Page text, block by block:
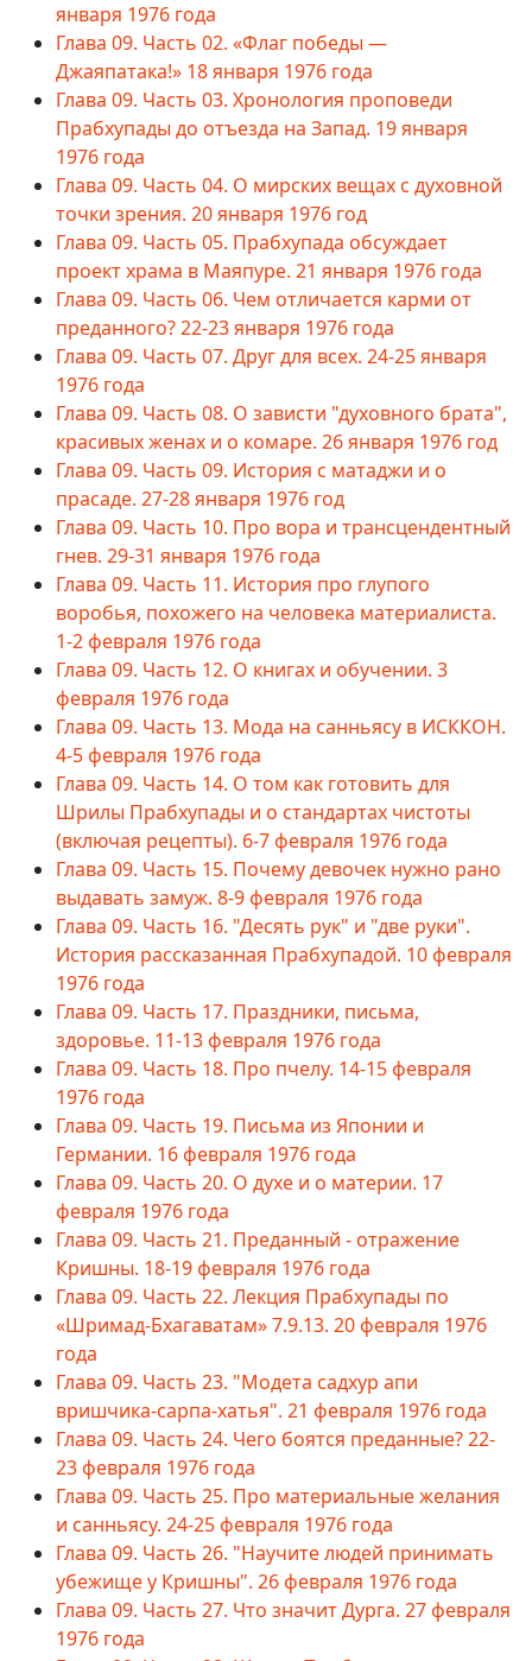
января 1976 года
Глава 09. Часть 02. «Флаг победы —
Джаяпатака!» 18 января 1976 года
Глава 09. Часть 03. Хронология проповеди
Прабхупады до отъезда на Запад. 19 января
1976 года
Глава 09. Часть 04. О мирских вещах с духовной
точки зрения. 20 января 1976 год
Глава 09. Часть 05. Прабхупада обсуждает
проект храма в Маяпуре. 21 января 1976 года
Глава 09. Часть 06. Чем отличается карми от
преданного? 22-23 января 1976 года
Глава 09. Часть 07. Друг для всех. 24-25 января
1976 года
Глава 09. Часть 08. О зависти "духовного брата",
красивых женах и о комаре. 26 января 1976 год
Глава 09. Часть 09. История с матаджи и о
прасаде. 27-28 января 1976 год
Глава 09. Часть 10. Про вора и трансцендентный
гнев. 29-31 января 1976 года
Глава 09. Часть 11. История про глупого
воробья, похожего на человека материалиста.
1-2 февраля 1976 года
Глава 09. Часть 12. О книгах и обучении. 3
февраля 1976 года
Глава 09. Часть 13. Мода на санньясу в ИСККОН.
4-5 февраля 1976 года
Глава 09. Часть 14. О том как готовить для
Шрилы Прабхупады и о стандартах чистоты
(включая рецепты). 6-7 февраля 1976 года
Глава 09. Часть 15. Почему девочек нужно рано
выдавать замуж. 8-9 февраля 1976 года
Глава 09. Часть 16. "Десять рук" и "две руки".
История рассказанная Прабхупадой. 10 февраля
1976 года
Глава 09. Часть 17. Праздники, письма,
здоровье. 11-13 февраля 1976 года
Глава 09. Часть 18. Про пчелу. 14-15 февраля
1976 года
Глава 09. Часть 19. Письма из Японии и
Германии. 16 февраля 1976 года
Глава 09. Часть 20. О духе и о материи. 17
февраля 1976 года
Глава 09. Часть 21. Преданный - отражение
Кришны. 18-19 февраля 1976 года
Глава 09. Часть 22. Лекция Прабхупады по
«Шримад-Бхагаватам» 7.9.13. 20 февраля 1976
года
Глава 09. Часть 23. "Модета садхур апи
вришчика-сарпа-хатья". 21 февраля 1976 года
Глава 09. Часть 24. Чего боятся преданные? 22-
23 февраля 1976 года
Глава 09. Часть 25. Про материальные желания
и санньясу. 24-25 февраля 1976 года
Глава 09. Часть 26. "Научите людей принимать
убежище у Кришны". 26 февраля 1976 года
Глава 09. Часть 27. Что значит Дурга. 27 февраля
1976 года